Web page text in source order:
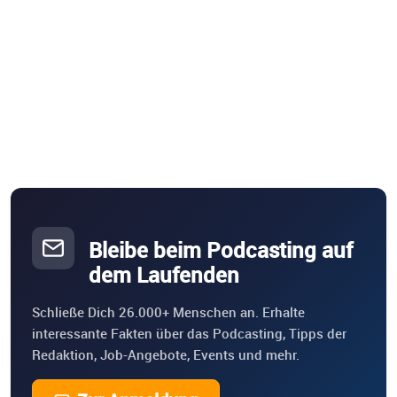
Bleibe beim Podcasting auf
dem Laufenden
Schließe Dich 26.000+ Menschen an. Erhalte
interessante Fakten über das Podcasting, Tipps der
Redaktion, Job-Angebote, Events und mehr.